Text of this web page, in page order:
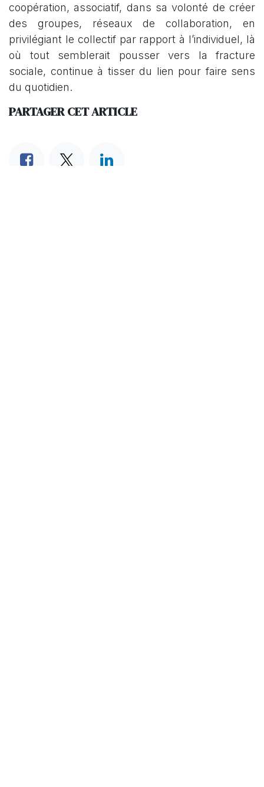
coopération, associatif, dans sa volonté de créer
des groupes, réseaux de collaboration, en
privilégiant le collectif par rapport à l’individuel, là
où tout semblerait pousser vers la fracture
sociale, continue à tisser du lien pour faire sens
du quotidien.
PARTAGER CET ARTICLE